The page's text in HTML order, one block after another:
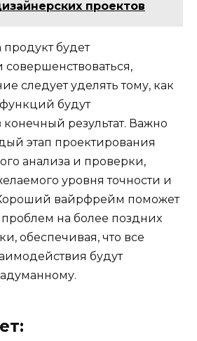
проектов
будет
совершенствоваться,
следует уделять тому, как
будут
результат. Важно
этап проектирования
анализа и проверки,
уровня точности и
вайрфрейм поможет
на более поздних
обеспечивая, что все
будут